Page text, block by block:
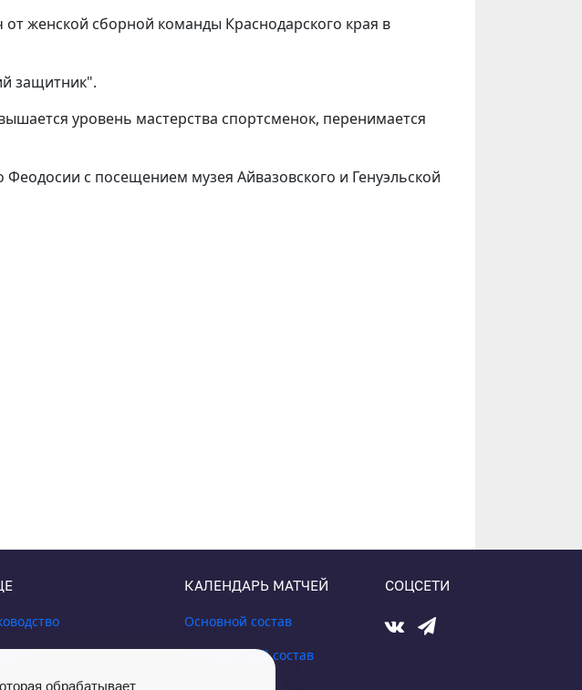
женской сборной команды Краснодарского края в
защитник".
уровень мастерства спортсменок, перенимается
с посещением музея Айвазовского и Генуэльской
КАЛЕНДАРЬ МАТЧЕЙ
Основной состав
Молодежный состав
СОЦСЕТИ
обрабатывает